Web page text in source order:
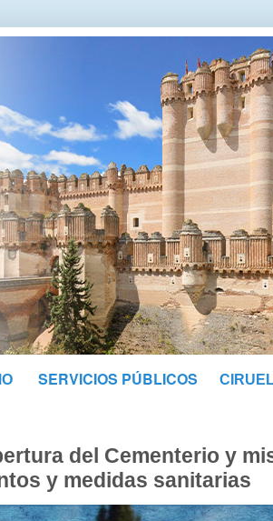
SERVICIOS PÚBLICOS
del Cementerio y
y medidas sanitarias